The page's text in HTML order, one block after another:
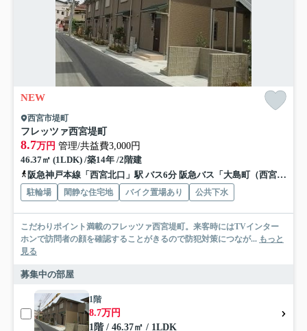
NEW
西宮市堤町
フレッツァ西宮堤町
8.7万円 管理/共益費3,000円
46.37㎡ (1LDK) /築14年 /2階建
阪急神戸本線「西宮北口」駅 バス6分 阪急バス「大島町（西宮市）」 停歩8分
駐輪場 閑静な住宅地 バイク置場あり 公共下水
こだわりポイント満載のフレッツァ西宮堤町。来客時にはTVインター
ホンで訪問者の顔を確認することがきるので防犯対策につなが... もっと
見る
募集中の部屋
1階
8.7万円
1階 / 46.37㎡ / 1LDK